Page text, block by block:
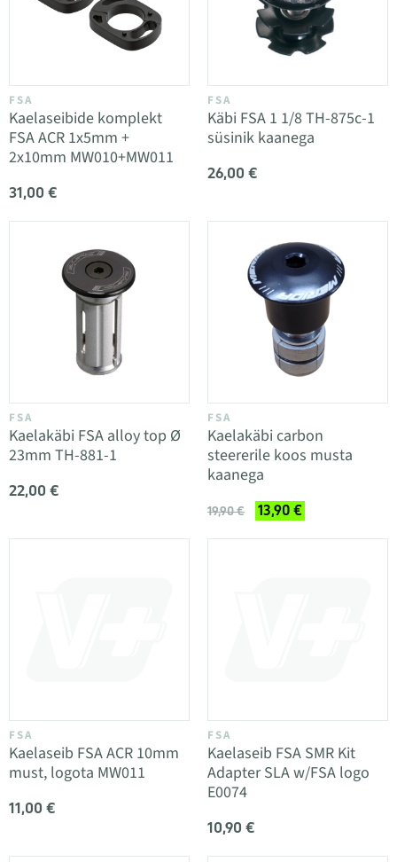
FSA
Kaelaseibide komplekt
FSA ACR 1x5mm +
2x10mm MW010+MW011
31,00 €
FSA
Käbi FSA 1 1/8 TH-875c-1
süsinik kaanega
26,00 €
FSA
Kaelakäbi FSA alloy top Ø
23mm TH-881-1
22,00 €
FSA
Kaelakäbi carbon
steererile koos musta
kaanega
19,90 € 13,90 €
FSA
Kaelaseib FSA ACR 10mm
must, logota MW011
11,00 €
FSA
Kaelaseib FSA SMR Kit
Adapter SLA w/FSA logo
E0074
10,90 €